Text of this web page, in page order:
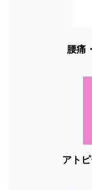
腰痛
アト